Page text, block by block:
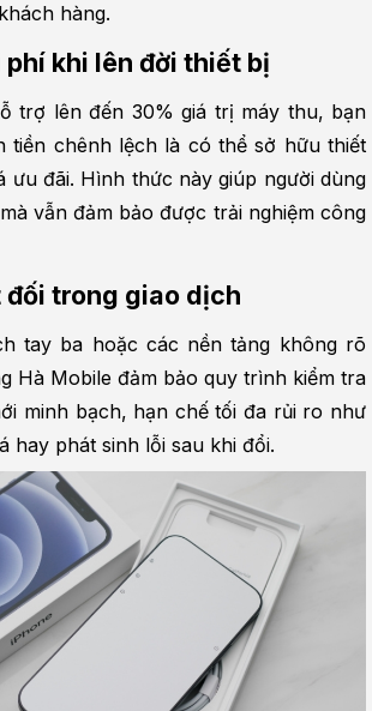
hàng.
khi lên đời thiết bị
trợ lên đến 30% giá trị máy thu, bạn
tiền chênh lệch là có thể sở hữu thiết
ưu đãi. Hình thức này giúp người dùng
vẫn đảm bảo được trải nghiệm công
trong giao dịch
tay ba hoặc các nền tảng không rõ
Hà Mobile đảm bảo quy trình kiểm tra
minh bạch, hạn chế tối đa rủi ro như
hay phát sinh lỗi sau khi đổi.